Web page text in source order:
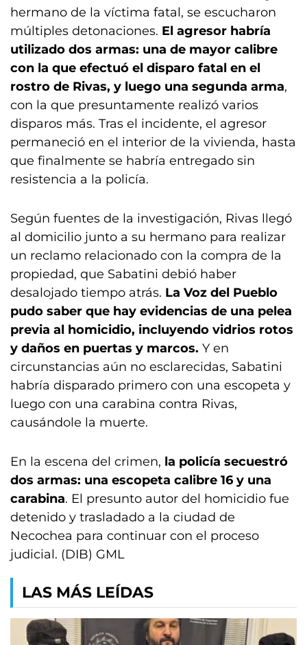
hermano de la víctima fatal, se escucharon
múltiples detonaciones. El agresor habría
utilizado dos armas: una de mayor calibre
con la que efectuó el disparo fatal en el
rostro de Rivas, y luego una segunda arma,
con la que presuntamente realizó varios
disparos más. Tras el incidente, el agresor
permaneció en el interior de la vivienda, hasta
que finalmente se habría entregado sin
resistencia a la policía.
Según fuentes de la investigación, Rivas llegó
al domicilio junto a su hermano para realizar
un reclamo relacionado con la compra de la
propiedad, que Sabatini debió haber
desalojado tiempo atrás. La Voz del Pueblo
pudo saber que hay evidencias de una pelea
previa al homicidio, incluyendo vidrios rotos
y daños en puertas y marcos. Y en
circunstancias aún no esclarecidas, Sabatini
habría disparado primero con una escopeta y
luego con una carabina contra Rivas,
causándole la muerte.
En la escena del crimen, la policía secuestró
dos armas: una escopeta calibre 16 y una
carabina. El presunto autor del homicidio fue
detenido y trasladado a la ciudad de
Necochea para continuar con el proceso
judicial. (DIB) GML
LAS MÁS LEÍDAS